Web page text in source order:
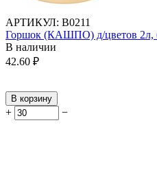
АРТИКУЛ: В0211
Горшок (КАШПО) д/цветов 2л,
В наличии
42.60 ₽
В корзину
+ −